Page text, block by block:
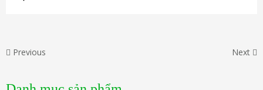
Previous Next